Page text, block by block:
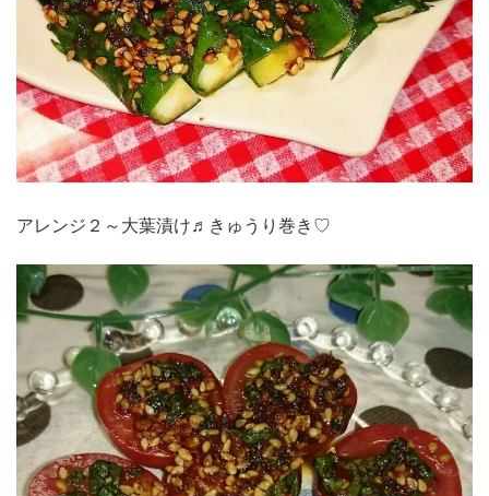
アレンジ２～大葉漬け♬きゅうり巻き♡